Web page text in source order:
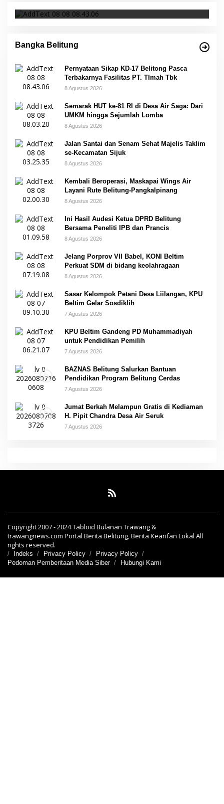
Bangka Belitung
Pernyataan Sikap KD-17 Belitong Pasca
Terbakarnya Fasilitas PT. TImah Tbk
8 Agustus 2026
Semarak HUT ke-81 RI di Desa Air Saga: Dari
UMKM hingga Sejumlah Lomba
8 Agustus 2026
Jalan Santai dan Senam Sehat Majelis Taklim
se-Kecamatan Sijuk
8 Agustus 2026
Kembali Beroperasi, Maskapai Wings Air
Layani Rute Belitung-Pangkalpinang
8 Agustus 2026
Ini Hasil Audesi Ketua DPRD Belitung
Bersama Peneliti IPB dan Prancis
8 Agustus 2026
Jelang Porprov VII Babel, KONI Beltim
Perkuat SDM di bidang keolahragaan
8 Agustus 2026
Sasar Kelompok Petani Desa Liilangan, KPU
Beltim Gelar Sosdiklih
7 Agustus 2026
KPU Beltim Gandeng PD Muhammadiyah
untuk Pendidikan Pemilih
7 Agustus 2026
BAZNAS Belitung Salurkan Bantuan
Pendidikan Program Belitung Cerdas
7 Agustus 2026
Jumat Berkah Melampun Gratis di Kediaman
H. Pipit Chandra Desa Air Seruk
7 Agustus 2026
Copyright 2007 - 2024 Tabloid Bulanan Trawang &
trawangnews.com Portal Berita Belitung, Berita Kearifan Lokal All
rights reserved.
Indeks Privacy Policy
Privacy Policy
Pedoman Pemberitaan Media Siber
Hubungi Kami